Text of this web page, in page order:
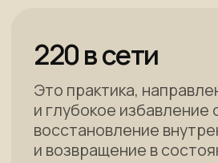
* Cтоимость варьируется в зависимости
от ваших внутренних ощущений. Вы можете
Доступ к практике бессрочный.